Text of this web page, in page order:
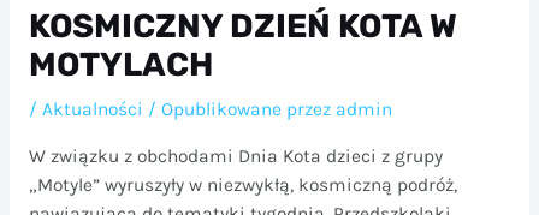
KOSMICZNY DZIEŃ KOTA W
MOTYLACH
/ Aktualności / Opublikowane przez admin
W związku z obchodami Dnia Kota dzieci z grupy
„Motyle” wyruszyły w niezwykłą, kosmiczną podróż,